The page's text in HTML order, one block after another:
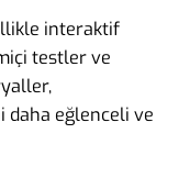
interaktif
testler ve
eğlenceli ve